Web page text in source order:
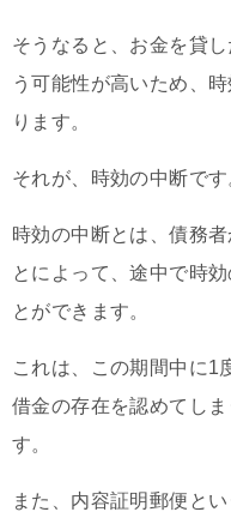
そうなると、お金を貸
う可能性が高いため、
ります。
それが、時効の中断です
時効の中断とは、債務
とによって、途中で時
とができます。
これは、この期間中に1
借金の存在を認めてし
す。
また、内容証明郵便と